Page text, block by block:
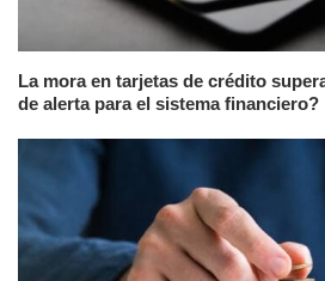
La mora en tarjetas de crédito
de alerta para el sistema financiero?